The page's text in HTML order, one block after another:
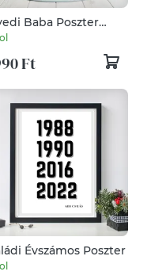
Baba Poszter
Shark
Ft
Évszámos Poszter